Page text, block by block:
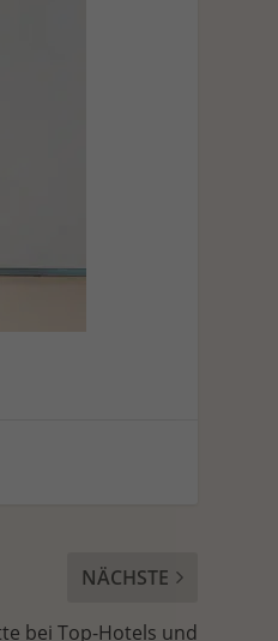
NÄCHSTE
bei Top-Hotels und